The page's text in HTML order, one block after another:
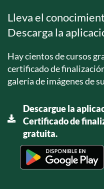
Lleva el
Descarga la
Hay cientos de cursos
certificado de
galería de imágenes de
Descargue la
Certificado de
gratuita.